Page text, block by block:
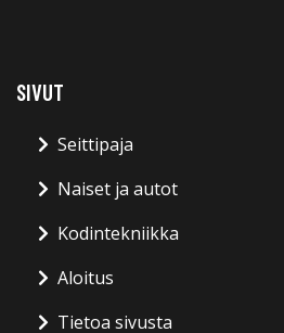
SIVUT
Seittipaja
Naiset ja autot
Kodintekniikka
Aloitus
Tietoa sivusta